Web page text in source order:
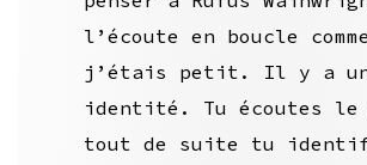
l’écoute en boucle
j’étais petit. Il y a
identité. Tu écoutes le
tout de suite tu